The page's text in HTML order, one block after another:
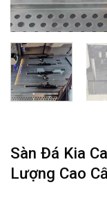
Sàn Đá Kia
Lượng Cao